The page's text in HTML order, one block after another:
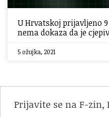
U Hrvatskoj prijavljeno
nema dokaza da je
5 ožujka, 2021
Prijavite se na F-